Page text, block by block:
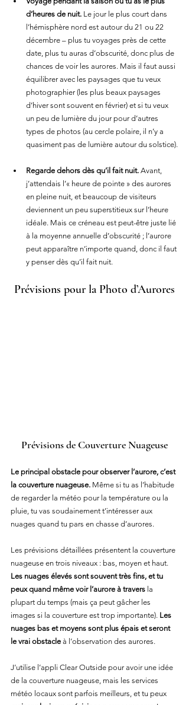
d’heures de nuit. Le jour le plus court dans
l’hémisphère nord est autour du 21 ou 22
décembre – plus tu voyages près de cette
date, plus tu auras d’obscurité, donc plus de
chances de voir les aurores. Mais il faut aussi
équilibrer avec les paysages que tu veux
photographier (les plus beaux paysages
d’hiver sont souvent en février) et si tu veux
un peu de lumière du jour pour d’autres
types de photos (au cercle polaire, il n’y a
quasiment pas de lumière autour du solstice).
Regarde dehors dès qu’il fait nuit. Avant,
j’attendais l’« heure de pointe » des aurores
en pleine nuit, et beaucoup de visiteurs
deviennent un peu superstitieux sur l’heure
idéale. Mais ce créneau est peut-être juste lié
à la moyenne annuelle d’obscurité ; l’aurore
peut apparaître n’importe quand, donc il faut
y penser dès qu’il fait nuit.
Prévisions pour la Photo d’Aurores
Prévisions de Couverture Nuageuse
Le principal obstacle pour observer l’aurore, c’est
la couverture nuageuse. Même si tu as l’habitude
de regarder la météo pour la température ou la
pluie, tu vas soudainement t’intéresser aux
nuages quand tu pars en chasse d’aurores.
Les prévisions détaillées présentent la couverture
nuageuse en trois niveaux : bas, moyen et haut.
Les nuages élevés sont souvent très fins, et tu
peux quand même voir l’aurore à travers la
plupart du temps (mais ça peut gâcher les
images si la couverture est trop importante). Les
nuages bas et moyens sont plus épais et seront
le vrai obstacle à l’observation des aurores.
J’utilise l’appli Clear Outside pour avoir une idée
de la couverture nuageuse, mais les services
météo locaux sont parfois meilleurs, et tu peux